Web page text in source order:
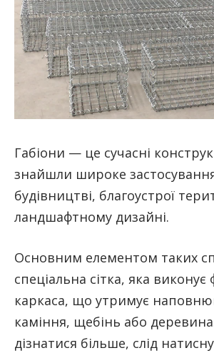
Габіони — це сучасні
знайшли широке
будівництві, благоустрої
ландшафтному дизайні.
Основним елементом таких
спеціальна сітка, яка виконує
каркаса, що утримує
каміння, щебінь або
дізнатися більше, слід